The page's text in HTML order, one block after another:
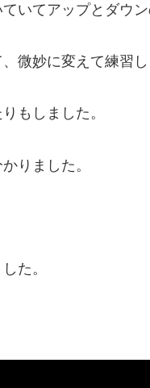
いてアップとダウ
微妙に変えて練習し
もしました。
りました。
た。